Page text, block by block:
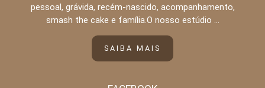
pessoal, grávida, recém-nascido, acompanhamento,
smash the cake e família.O nosso estúdio ...
SAIBA MAIS